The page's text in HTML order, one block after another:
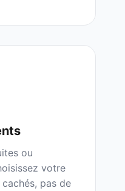
ou
votre
pas de